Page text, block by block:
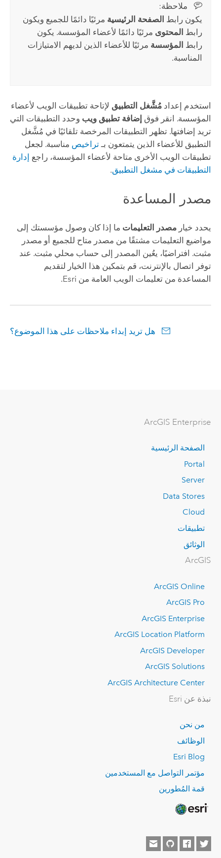
ملاحظة:‏
يكون رابط الصفحة الرئيسية مرئيًا دائمًا للجميع ويكون
رابط المحتوى مرئيًا دائمًا لأعضاء المؤسسة. يكون
رابط المؤسسة مرئيًا للأعضاء الذين لديهم الامتيازات
المناسبة.
استخدم إعداد مُشَّغل التطبيق لإتاحة تطبيقات الويب لأعضاء
المؤسسة. انقر فوق إضافة تطبيق ويب وحدد التطبيقات التي
تريد إضافتها. تظهر التطبيقات المرخصة تلقائيًا في مُشَّغل
التطبيق للأعضاء الذين يتمتعون بـ تراخيص مناسبة. لجعل
تطبيقات الويب الأخرى متاحة لأعضاء المؤسسة، راجع إدارة
التطبيقات في مشغل التطبيق.
مصدر المساعدة
يحدد خيار مصدر التعليمات ما إذا كان وصول مؤسستك إلى
مواضيع التعليمات مشتقًا من مصدر متاح للجميع أو مصدر
مثبت. افتراضيًا، يعُين المصدر إلى حساب محلي مثبت. عند
توفر اتصال بالإنترنت، قم بتمكين هذا الخيار لتقديم
المساعدة من تعليمات الويب العامة من Esri.
هل تريد إبداء ملاحظات على هذا الموضوع؟
ArcGIS Enterprise
الصفحة الرئيسية
Portal
Server
Data Stores
Cloud
تطبيقات
الوثائق
ArcGIS
ArcGIS Online
ArcGIS Pro
ArcGIS Enterprise
ArcGIS Location Platform
ArcGIS Developer
ArcGIS Solutions
ArcGIS Architecture Center
نبذة عن Esri
من نحن
الوظائف
Esri Blog
مؤتمر التواصل مع المستخدمين
قمة المُطورين